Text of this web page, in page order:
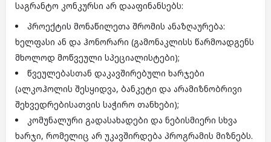
საგრანტო კონკურსი არ დააფინანსებს:
პროექტის მონაწილეთა შრომის ანაზღაურება:
ხელფასი ან და ჰონორარი (გამონაკლისს წარმოადგენს
მხოლოდ მოწვეული სპეციალისტები);
წვეულებასთან დაკავშირებული ხარჯები
(ალკოჰოლის შესყიდვა, ბანკეტი და არამიზნობრივი
შეხვედრებისათვის საჭირო თანხები);
კომუნალური გადასახადები და ნებისმიერი სხვა
ხარჯი, რომელიც არ უკავშირდება პროგრამის მიზნებს.